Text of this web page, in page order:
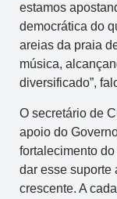
estamos
democrática do
areias da praia
música,
diversificado”,
O secretário de
apoio do
fortalecimento
dar esse suporte
crescente. A